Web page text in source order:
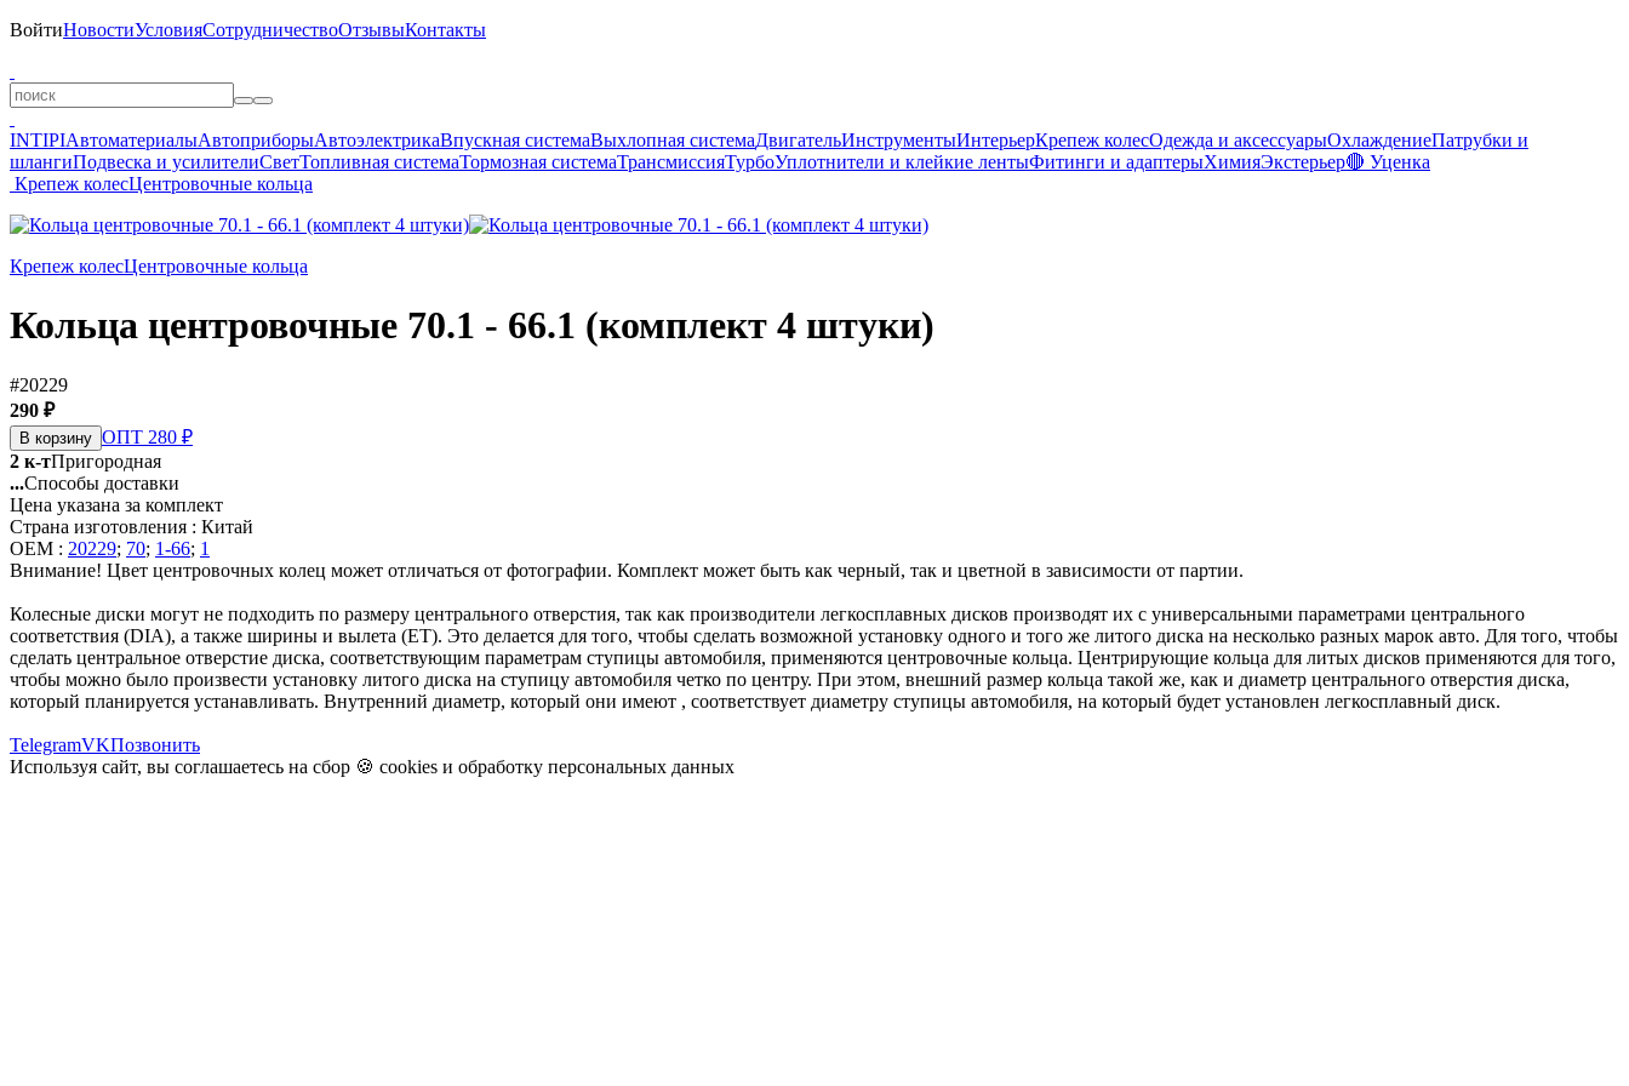
ВойтиНовостиУсловияСотрудничествоОтзывыКонтакты
INTIPIАвтоматериалыАвтоприборыАвтоэлектрикаВпускная системаВыхлопная системаДвигательИнструментыИнтерьерКрепеж колесОдежда и аксессуарыОхлаждениеПатрубки и
шлангиПодвеска и усилителиСветТопливная системаТормозная системаТрансмиссияТурбоУплотнители и клейкие лентыФитинги и адаптерыХимияЭкстерьер🔴 Уценка
Крепеж колесЦентровочные кольца
Крепеж колесЦентровочные кольца
Кольца центровочные 70.1 - 66.1 (комплект 4 штуки)
#20229
290 ₽
В корзину ОПТ 280 ₽
2 к-тПригородная
...Способы доставки
Цена указана за комплект
Страна изготовления : Китай
OEM : 20229; 70; 1-66; 1
Внимание! Цвет центровочных колец может отличаться от фотографии. Комплект может быть как черный, так и цветной в зависимости от партии.
Колесные диски могут не подходить по размеру центрального отверстия, так как производители легкосплавных дисков производят их с универсальными параметрами центрального
соответствия (DIA), а также ширины и вылета (ET). Это делается для того, чтобы сделать возможной установку одного и того же литого диска на несколько разных марок авто. Для того, чтобы
сделать центральное отверстие диска, соответствующим параметрам ступицы автомобиля, применяются центровочные кольца. Центрирующие кольца для литых дисков применяются для того,
чтобы можно было произвести установку литого диска на ступицу автомобиля четко по центру. При этом, внешний размер кольца такой же, как и диаметр центрального отверстия диска,
который планируется устанавливать. Внутренний диаметр, который они имеют , соответствует диаметру ступицы автомобиля, на который будет установлен легкосплавный диск.
TelegramVKПозвонить
Используя сайт, вы соглашаетесь на сбор 🍪 cookies и обработку персональных данных